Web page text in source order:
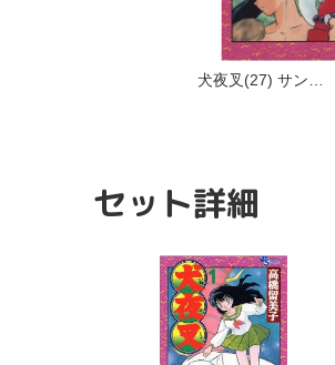
犬夜叉(27) サン…
セット詳細